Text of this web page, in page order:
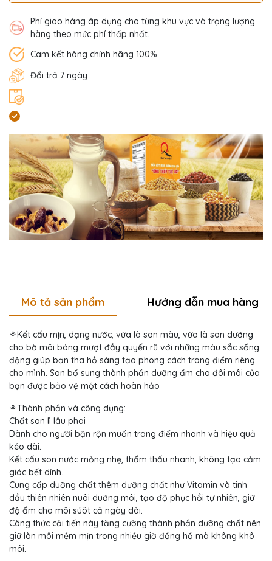
Phí giao hàng áp dụng cho từng khu vực và trọng lượng
hàng theo mức phí thấp nhất.
Cam kết hàng chính hãng 100%
Đổi trả 7 ngày
Mô tả sản phẩm Hướng dẫn mua hàng
⚘Kết cấu mịn, dạng nước, vừa là son màu, vừa là son dưỡng
cho bờ môi bóng mượt đầy quyến rũ với những màu sắc sống
động giúp bạn tha hồ sáng tạo phong cách trang điểm riêng
cho mình. Son bổ sung thành phần dưỡng ẩm cho đôi môi của
bạn được bảo vệ một cách hoàn hảo
⚘Thành phần và công dụng:
Chất son lì lâu phai
Dành cho người bận rộn muốn trang điểm nhanh và hiệu quả
kéo dài.
Kết cấu son nước mỏng nhẹ, thẩm thấu nhanh, không tạo cảm
giác bết dính.
Cung cấp duỡng chất thêm dưỡng chất như Vitamin và tinh
dầu thiên nhiên nuôi duỡng môi, tạo độ phục hồi tự nhiên, giữ
độ ẩm cho môi súôt cả ngày dài.
Công thức cải tiến này tăng cường thành phần dưỡng chất nên
giữ làn môi mềm mịn trong nhiều giờ đồng hồ mà không khô
môi.